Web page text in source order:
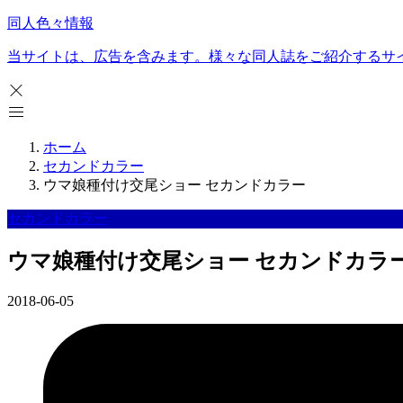
同人色々情報
当サイトは、広告を含みます。様々な同人誌をご紹介するサ
ホーム
セカンドカラー
ウマ娘種付け交尾ショー セカンドカラー
セカンドカラー
ウマ娘種付け交尾ショー セカンドカラ
2018-06-05